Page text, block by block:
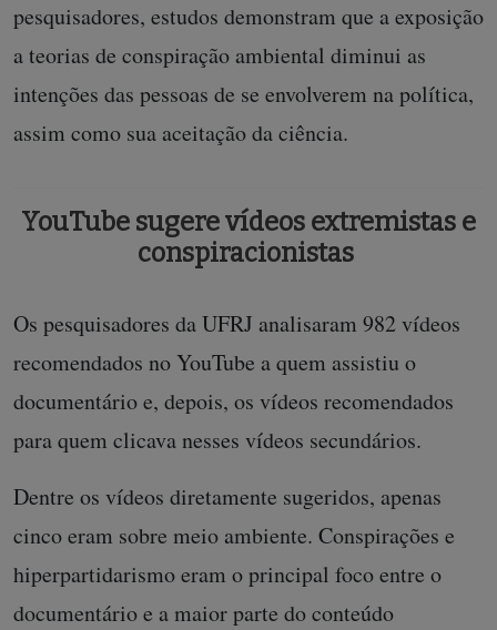
pesquisadores, estudos demonstram que a exposição
a teorias de conspiração ambiental diminui as
intenções das pessoas de se envolverem na política,
assim como sua aceitação da ciência.
YouTube sugere vídeos extremistas e
conspiracionistas
Os pesquisadores da UFRJ analisaram 982 vídeos
recomendados no YouTube a quem assistiu o
documentário e, depois, os vídeos recomendados
para quem clicava nesses vídeos secundários.
Dentre os vídeos diretamente sugeridos, apenas
cinco eram sobre meio ambiente. Conspirações e
hiperpartidarismo eram o principal foco entre o
documentário e a maior parte do conteúdo